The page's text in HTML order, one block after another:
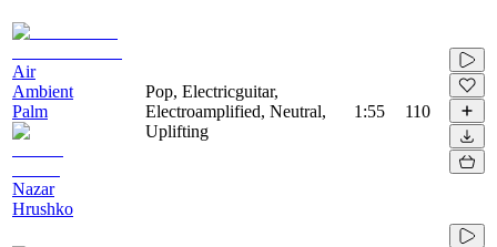
Air
Ambient
Palm
Nazar
Hrushko
Pop, Electricguitar,
Electroamplified, Neutral,
Uplifting
1:55 110